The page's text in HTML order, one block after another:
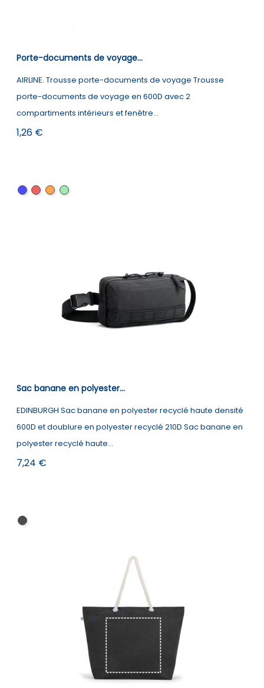
Porte-documents de voyage...
AIRLINE. Trousse porte-documents de voyage Trousse
porte-documents de voyage en 600D avec 2
compartiments intérieurs et fenêtre...
Prix
1,26 €
BleuRougeOrange
vert
Sac banane en polyester...
EDINBURGH Sac banane en polyester recyclé haute densité
600D et doublure en polyester recyclé 210D Sac banane en
polyester recyclé haute...
Prix
7,24 €
Noir